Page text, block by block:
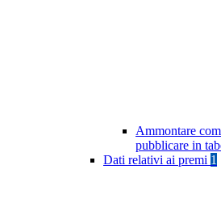
Ammontare
pubblicare in
Dati relativi ai premi 1